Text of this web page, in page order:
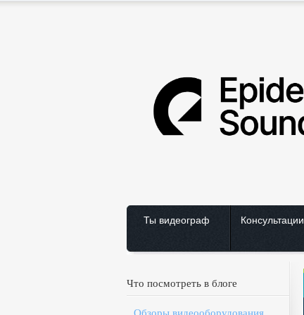
Ты видеограф Консультации
Что посмотреть в блоге